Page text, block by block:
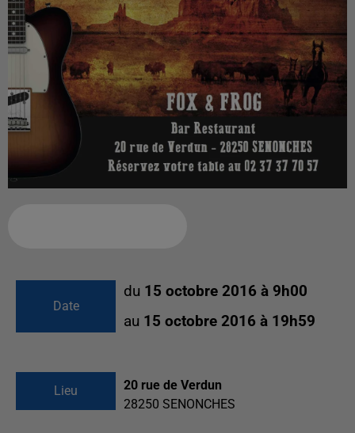
Date
du 15 octobre 2016 à 9h00
au 15 octobre 2016 à 19h59
Lieu
20 rue de Verdun
28250 SENONCHES